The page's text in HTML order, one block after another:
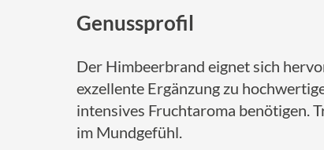
Genussprofil
Der Himbeerbrand eignet sich
exzellente Ergänzung zu
intensives Fruchtaroma benötigen.
im Mundgefühl.